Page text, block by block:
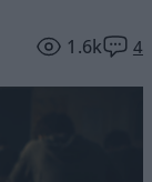
1.6k 4